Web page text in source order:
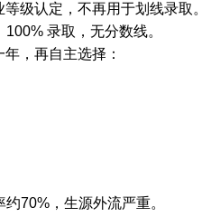
级认定，不再用于划线录取。
录取，无分数线。
，再自主选择：
70%，生源外流严重。